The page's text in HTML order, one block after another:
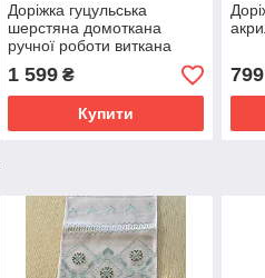
Доріжка гуцульська
шерстяна домоткана
ручної роботи виткана
шерстяними нитками на
верстаті 100*70 см
1 599₴
Купити
799